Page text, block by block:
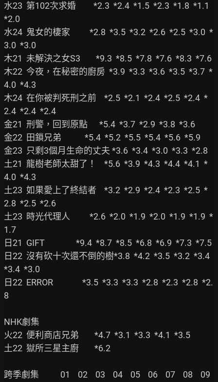
水23  第102次求婚         *2.3  *2.4  *1.5  *2.3  *1.8  *1.1
*2.0
水24  鬼女的棲家          *2.8  *3.5  *3.2  *2.6  *2.5  *3.0  *
3.0  *3.0
木21  未解決之女S3        *9.3  *8.5  *7.8  *7.6  *8.3  *7.6
木22  今夜，在秘密的廚房  *3.9  *3.3  *3.6  *3.5  *3.7  *
4.0  *4.3
木24  在你被判死刑之前    *2.5  *2.1  *2.4  *2.5  *2.4  *
2.4  *2.4  *2.4
金21  刑警，回到原點      *5.4  *3.7  *2.9  *3.8  *3.6
金22  田鎖兄弟            *5.4  *5.2  *5.5  *5.4  *5.6  *5.9
金23  只剩3個月生命的丈夫 *3.6  *3.4  *3.0  *3.3  *2.8
土21  龍樹老師太甜了！    *5.6  *3.9  *4.3  *4.4  *4.1  *
4.0  *4.3
土23  如果愛上了終結者    *3.2  *2.9  *2.4  *2.3  *2.5  *
2.8  *2.5  *2.6
土23  時光代理人          *2.6  *2.0  *1.9  *2.0  *1.9  *1.9  *
1.7
日21  GIFT                *9.4  *8.7  *8.5  *6.8  *6.9  *7.3  *7.5
日22  沒有砍十次還不倒的樹*3.8  *4.2  *3.5  *3.2  *3.4
*3.4  *3.0
日22  ERROR               *3.5  *3.3  *3.3  *2.8  *2.3  *2.8  *2.
8
NHK劇集
火22  便利商店兄弟        *4.7  *3.1  *3.3  *4.1  *3.5
土22  獄所三星主廚        *6.2
跨季劇集           01    02    03    04    05    06    07    08    09